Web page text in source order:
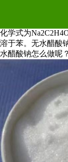
无水醋酸钠是一种
化学式为
溶于苯。无水醋酸
水醋酸钠怎么做呢